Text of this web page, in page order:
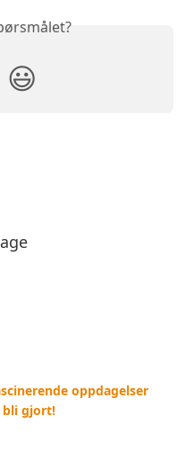
😃
oppdagelser
bli gjort!